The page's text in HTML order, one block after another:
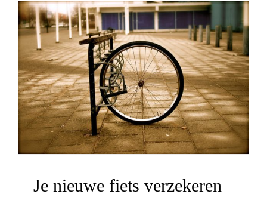
Je nieuwe fiets verzekeren
nieuws
Je nieuwe fiets verzekeren